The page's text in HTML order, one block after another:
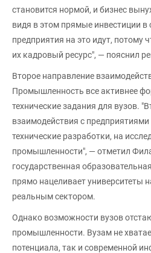
становится нормой, и бизнес
видя в этом прямые инвестиции в
предприятия на это идут, потому
их кадровый ресурс", — пояснил
Второе направление
Промышленность все активнее
технические задания для вузов.
взаимодействия с
технические разработки, на
промышленности", — отметил
государственная
прямо нацеливает университеты
реальным сектором.
Однако возможности вузов
промышленности. Вузам не
потенциала, так и современной